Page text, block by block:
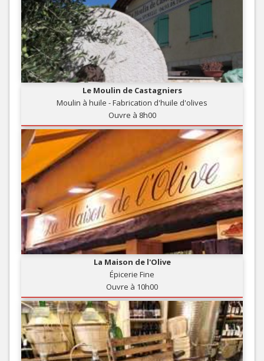
Le Moulin de Castagniers
Moulin à huile - Fabrication d'huile d'olives
Ouvre à 8h00
La Maison de l'Olive
Épicerie Fine
Ouvre à 10h00